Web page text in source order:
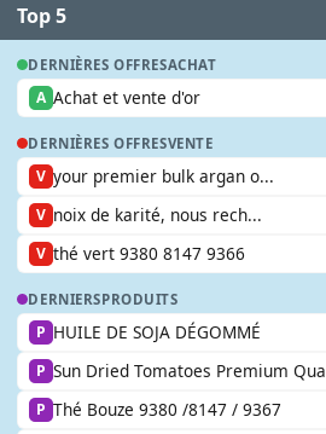
Top 5
DERNIÈRES OFFRESACHAT
A Achat et vente d'or
DERNIÈRES OFFRESVENTE
V your premier bulk argan o...
V noix de karité, nous rech...
V thé vert 9380 8147 9366
DERNIERSPRODUITS
P HUILE DE SOJA DÉGOMMÉ
P Sun Dried Tomatoes Premium Qua
P Thé Bouze 9380 /8147 / 9367